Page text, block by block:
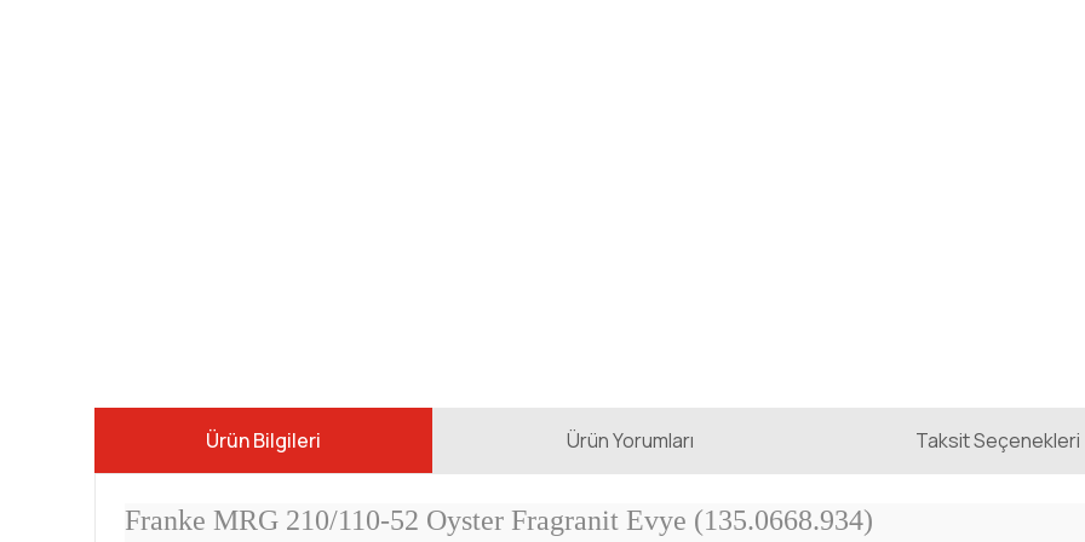
Ürün Bilgileri Ürün Yorumları Taksit Seçenekleri
Franke MRG 210/110-52 Oyster Fragranit Evye (135.0668.934)